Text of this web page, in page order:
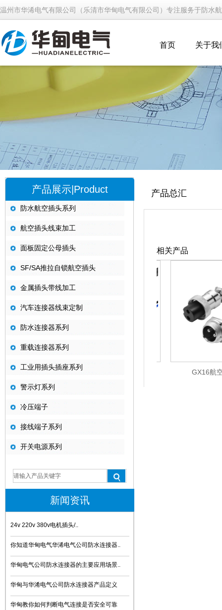
温州市华浠电气有限公司（乐清市华甸电气有限公司）专注服务于防水
首页 关于我
产品展示|Product
防水航空插头系列
航空插头线束加工
面板固定公母插头
SF/SA推拉自锁航空插头
金属插头带线加工
汽车连接器线束定制
防水连接器系列
重载连接器系列
工业用插头插座系列
警示灯系列
冷压端子
接线端子系列
开关电源系列
新闻资讯
24v 220v 380v电机插头/..
你知道华甸电气华浠电气公司防水连接器..
华甸电气公司防水连接器的主要应用场景..
华甸与华淆电气公司防水连接器产品定义
华甸教你如何判断电气连接是否安全可靠
产品总汇
相关产品
GX12航空插头带线 GX16航空